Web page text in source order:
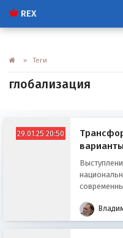
REX
» Теги
глобализация
29.01.25 20:50